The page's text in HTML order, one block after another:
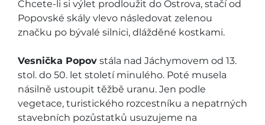
Chcete-li si výlet prodloužit do Ostrova, stačí od
Popovské skály vlevo následovat zelenou
značku po bývalé silnici, dlážděné kostkami.
Vesnička Popov stála nad Jáchymovem od 13.
stol. do 50. let století minulého. Poté musela
násilně ustoupit těžbě uranu. Jen podle
vegetace, turistického rozcestníku a nepatrných
stavebních pozůstatků usuzujeme na